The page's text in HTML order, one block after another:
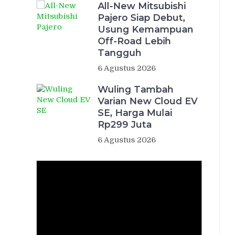
All-New Mitsubishi
Pajero Siap Debut,
Usung Kemampuan
Off-Road Lebih
Tangguh
6 Agustus 2026
Wuling Tambah
Varian New Cloud EV
SE, Harga Mulai
Rp299 Juta
6 Agustus 2026